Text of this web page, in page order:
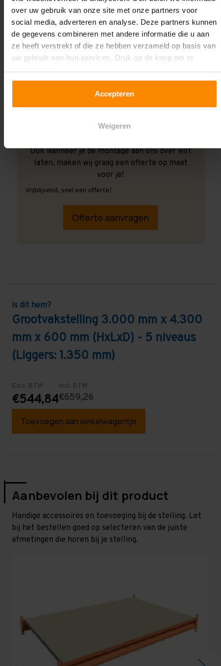
over uw gebruik van onze site met onze partners voor
social media, adverteren en analyse. Deze partners kunnen
de gegevens combineren met andere informatie die u aan
ze heeft verstrekt of die ze hebben verzameld op basis van
uw gebruik van hun services. Druk op de knop om te
Accepteren
Weigeren
Ook wanneer je de montage aan ons over wilt
laten, maken wij graag een offerte op maat
voor je!
Vrijblijvend, snel een offerte!
Offerte aanvragen
Is dit hem?
Grootvakstelling 3.000 mm x 4.300
mm x 600 mm (HxLxD) - 5 niveaus
(Liggers: 1.350 mm)
Excl. BTW
€544,84
Incl. BTW
€659,26
Toevoegen aan winkelwagentje
Aanbevolen bij dit product
Handige accessoires en toevoeging bij de stelling. Let
bij het bestellen goed op selecteren van de juiste
afmetingen die horen bij je stelling.